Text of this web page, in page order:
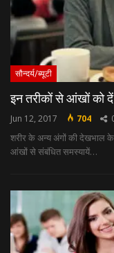
सौन्दर्य/ब्यूटी
इन तरीकों से आंखों को
Jun 12, 2017 704
शरीर के अन्‍य अंगों की देखभाल
आंखों से संबंधित समस्‍यायें…